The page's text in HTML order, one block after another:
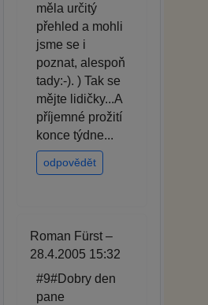
měla určitý
přehled a mohli
jsme se i
poznat, alespoň
tady:-). ) Tak se
mějte lidičky...A
příjemné prožití
konce týdne...
odpovědět
Roman Fürst –
28.4.2005 15:32
#9#Dobry den
pane